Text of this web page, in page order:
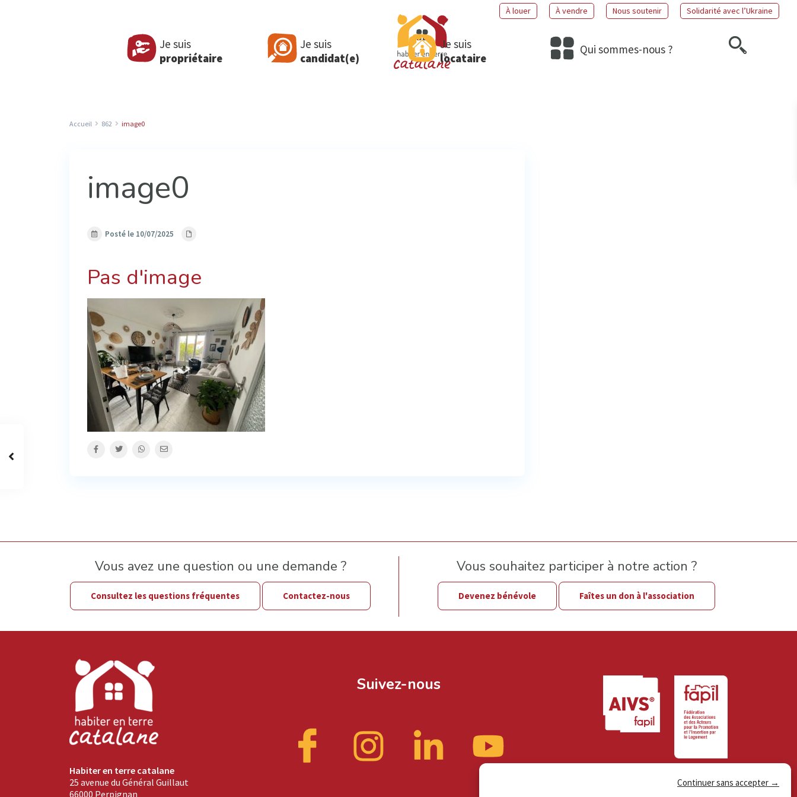
Continuer sans accepter →
À louer À vendre Nous soutenir Solidarité avec l’Ukraine
Je suis
propriétaire
Je suis
candidat(e)
Je suis
locataire
Qui sommes-nous ?
Accueil 862 image0
image0
Posté le 10/07/2025
Pas d'image
Vous avez une question ou une demande ?
Consultez les questions fréquentes Contactez-nous
Vous souhaitez participer à notre action ?
Devenez bénévole Faîtes un don à l'association
Habiter en terre catalane
25 avenue du Général Guillaut
66000 Perpignan
Suivez-nous